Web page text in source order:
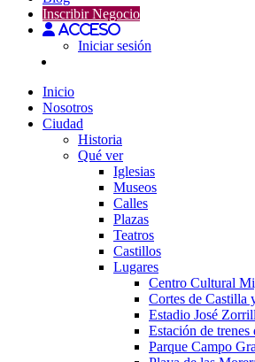
Inscribir Negocio
Acceso
Iniciar sesión
Inicio
Nosotros
Ciudad
Historia
Qué ver
Iglesias
Museos
Calles
Plazas
Teatros
Castillos
Lugares
Centro Cultural
Cortes de Castilla
Estadio José
Estación de
Parque Campo